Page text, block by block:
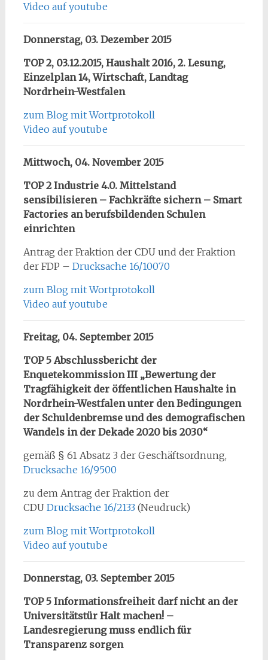
Video auf youtube
Donnerstag, 03. Dezember 2015
TOP 2, 03.12.2015, Haushalt 2016, 2. Lesung,
Einzelplan 14, Wirtschaft, Landtag
Nordrhein-Westfalen
zum Blog mit Wortprotokoll
Video auf youtube
Mittwoch, 04. November 2015
TOP 2 Industrie 4.0. Mittelstand
sensibilisieren – Fachkräfte sichern – Smart
Factories an berufsbildenden Schulen
einrichten
Antrag der Fraktion der CDU und der Fraktion
der FDP – Drucksache 16/10070
zum Blog mit Wortprotokoll
Video auf youtube
Freitag, 04. September 2015
TOP 5 Abschlussbericht der
Enquetekommission III „Bewertung der
Tragfähigkeit der öffentlichen Haushalte in
Nordrhein-Westfalen unter den Bedingungen
der Schuldenbremse und des demografischen
Wandels in der Dekade 2020 bis 2030“
gemäß § 61 Absatz 3 der Geschäftsordnung,
Drucksache 16/9500
zu dem Antrag der Fraktion der
CDU Drucksache 16/2133 (Neudruck)
zum Blog mit Wortprotokoll
Video auf youtube
Donnerstag, 03. September 2015
TOP 5 Informationsfreiheit darf nicht an der
Universitätstür Halt machen! –
Landesregierung muss endlich für
Transparenz sorgen